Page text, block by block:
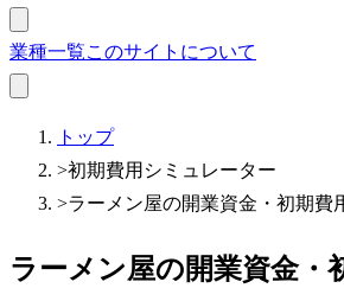
業種一覧このサイトについて
トップ
>初期費用シミュレーター
>ラーメン屋の開業資金・初期費
ラーメン屋の開業資金・